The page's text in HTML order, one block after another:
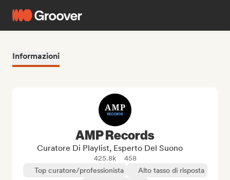
Informazioni
AMP Records
Curatore Di Playlist, Esperto Del Suono
425.8k
458
Top curatore/professionista
Alto tasso di risposta